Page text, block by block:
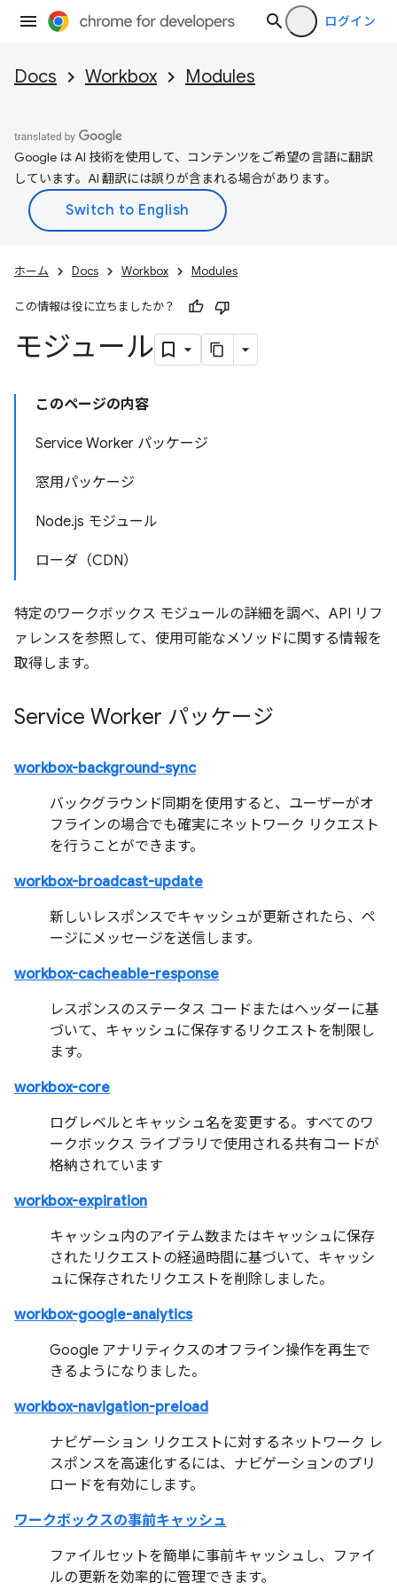
ログイン
Docs Workbox Modules
Google は AI 技術を使用して、コンテンツをご希望の言語に翻訳
しています。AI 翻訳には誤りが含まれる場合があります。
ホーム Docs Workbox Modules
この情報は役に立ちましたか？
モジュール
このページの内容
Service Worker パッケージ
窓用パッケージ
Node.js モジュール
ローダ（CDN）
特定のワークボックス モジュールの詳細を調べ、API リフ
ァレンスを参照して、使用可能なメソッドに関する情報を
取得します。
Service Worker パッケージ
workbox-background-sync
バックグラウンド同期を使用すると、ユーザーがオ
フラインの場合でも確実にネットワーク リクエスト
を行うことができます。
workbox-broadcast-update
新しいレスポンスでキャッシュが更新されたら、ペ
ージにメッセージを送信します。
workbox-cacheable-response
レスポンスのステータス コードまたはヘッダーに基
づいて、キャッシュに保存するリクエストを制限し
ます。
workbox-core
ログレベルとキャッシュ名を変更する。すべてのワ
ークボックス ライブラリで使用される共有コードが
格納されています
workbox-expiration
キャッシュ内のアイテム数またはキャッシュに保存
されたリクエストの経過時間に基づいて、キャッシ
ュに保存されたリクエストを削除しました。
workbox-google-analytics
Google アナリティクスのオフライン操作を再生で
きるようになりました。
workbox-navigation-preload
ナビゲーション リクエストに対するネットワーク レ
スポンスを高速化するには、ナビゲーションのプリ
ロードを有効にします。
ワークボックスの事前キャッシュ
ファイルセットを簡単に事前キャッシュし、ファイ
ルの更新を効率的に管理できます。